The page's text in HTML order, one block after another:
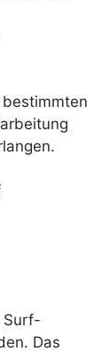
Surf-
Das